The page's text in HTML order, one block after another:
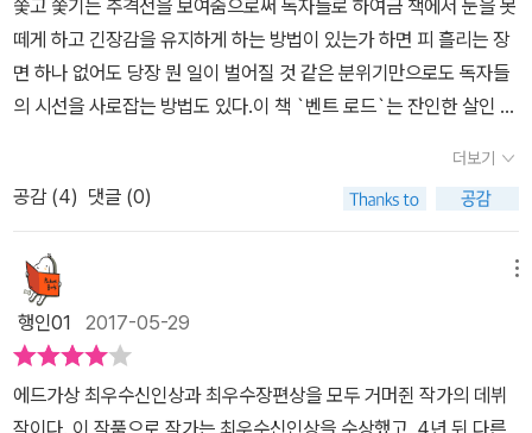
에 이브 고모를 죽였을 거라고도 했다. 술을 마시는 레이 고모부. 불안
에 떠는 루스 고모. 이브 고모는 누가 죽였는지, 어떤 이유로 죽었는지
의문이다. 아서도 이브 고모의 죽음과 어떠한 연관 관계가 있을텐데
쉽게 드러나지 않고 책을 읽는 독자로하여금 불안감만 조성한다. 그
모부를 심하게 때렸는데, 가족들은 그가 나타날까봐 두렵다. 1960
편의 가정으로 돌아가야 했고, 마을의 신부마저 아내는 남편에게 돌
아가야 한다고 말했다. 루스 고모를 돌려보내고 싶지 않은 아서와 루
스 고모를 데려가려는 레이 고모부의 등장이 위태위태하다. 집안의
온갖 창문과 현관문의 잠금 장치를 잠궜다. 혹시라도 레이 고모부가
들어올까봐 아서는 외출도 자제할 정도였다. 여기에서 루스 고모의
실이 알려지면서 아서는 레이를 두들겨 패며, 둘 사이를 갈라놓는다.
이제 마을은 사라진 소녀에 대한 공포와 25년 전에 죽은 이브라는 여
성에 대한 공포가 겹쳐지면서 어둡고 공포스러운 그림자가 드리워진
마음 깊숙한 곳까지 드리워진다.사라진 소녀와 이브의 죽음에 대한
비밀은 거의 소설의 말미에서나 풀린다. 그때까지는 이런 어둡고 공
포스러운 분위기가 소설에 전박적으로 덮여 있다. 그러나 이브의 죽
음에 대한 비밀이 풀리자, 레이가 왜 그렇게 망가졌는지, 아서가 왜 그
렇게 죄책감에 시달렸는지, 또 마을 전체에 실타래처럼 얽혀있던 비
밀들이 모두 풀린다. 소설 전반부에서는 레이라는 인물이 매우 포악
한 괴물로 그려지지만, 소설 후반부에 와서는 왠지 레이에 대한 동정
이 생긴다. 소설은 주로 아서와 실리어 그리고 그의 자녀들의 여러 시
슴이나 코요테였는지 알 수 없었던 채로, 그들은 그렇게 벤트로드에
도착하게 된다. 게다가 공교롭게도 아서의 가족이 그곳에 이사온 뒤
마을에서 한 소녀가 실종된다. 마을 사람들에게 그들은 낯선 타인이
었고, 그들이 오자마자 소녀가 실종됐기에 그들 가족을 수상하게 여
길 수밖에 없는 상황이었다. 그렇게 마을 사람들은 냉담하고 배타적
인 모습을 보여주고, 오랜만에 만나는 작은 누나 루스와 그녀의 남편
력에 희생당하고 있었다는 걸 알게 되어 분노한다.사실 마을 사람들
은 아서의 큰 누나 이브를 살해한 범인이 잡히지 않았기에, 당시 그녀
를 사랑했던 레이를 범인이라고 생각했다. 루스는 자기 언니를 죽인
인간과 결혼했다고 말이다. 그리고 그 의심은 생전의 이브와 닮은, 현
재 실종된 소녀의 행방에 레이가 뭔가 관여를 했을지도 모른다는 생
각으로 이어진다. 그가 소녀에게 뭔가 끔찍한 일을 저질렀을지도 모
쫓고 쫓기는 추격전을 보여줌으로써 독자들로 하여금 책에서 눈을 못
떼게 하고 긴장감을 유지하게 하는 방법이 있는가 하면 피 흘리는 장
면 하나 없어도 당장 뭔 일이 벌어질 것 같은 분위기만으로도 독자들
의 시선을 사로잡는 방법도 있다.이 책 `벤트 로드`는 잔인한 살인 장
뭔가 곧 일이 벌어질 것 같은 긴장감이 책의 거의 처음부터 시작해서
끝까지 유지하고 있어 마침내 일이 벌어졌을 땐 나로 하여금 차라리
안도하는 심정을 유발했다.디트로이트의 흑백 인종 갈등이 심상치 않
은 1965년 봄... 도시생활에 위협을 느껴 안전한 곳을 찾아 고향으로
돌아오던 길의 분위기는 생각처럼 평화롭거나 여유롭지 않고 마치 뭔
가 쫓기는 듯 아슬아슬한 느낌을 주면서 시작된다.게다가 눈앞에 목
적지를 두고서 느닷없이 아내 실리어의 차 앞을 뛰어든 뭔지 모를 형
체의 그것분명 뭔가를 친 것 같은데 내려보니 아무것도 없다. 여기서
더보기
공감 (4) 댓글 (0)
행인01 2017-05-29
에드가상 최우수신인상과 최우수장편상을 모두 거머쥔 작가의 데뷔
작이다. 이 작품으로 작가는 최우수신인상을 수상했고, 4년 뒤 다른